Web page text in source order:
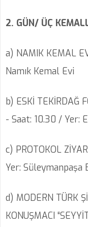
2. GÜN/ ÜÇ
a) NAMIK KEMAL
Namık Kemal Evi
b) ESKİ TEKİRDAĞ
- Saat: 10.30 / Yer:
c) PROTOKOL
Yer: Süleymanpaşa
d) MODERN TÜRK
KONUŞMACI